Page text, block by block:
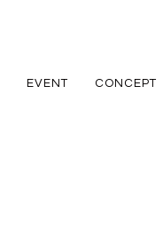
EVENT CONCEPT